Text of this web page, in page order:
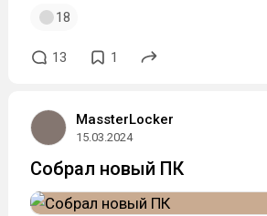
18
13 1
MassterLocker
15.03.2024
Собрал новый ПК